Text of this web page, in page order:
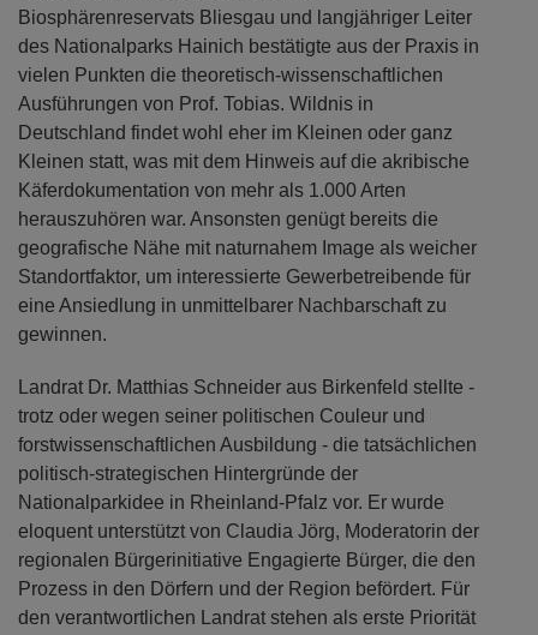
Biosphärenreservats Bliesgau und langjähriger Leiter
des Nationalparks Hainich bestätigte aus der Praxis in
vielen Punkten die theoretisch-wissenschaftlichen
Ausführungen von Prof. Tobias. Wildnis in
Deutschland findet wohl eher im Kleinen oder ganz
Kleinen statt, was mit dem Hinweis auf die akribische
Käferdokumentation von mehr als 1.000 Arten
herauszuhören war. Ansonsten genügt bereits die
geografische Nähe mit naturnahem Image als weicher
Standortfaktor, um interessierte Gewerbetreibende für
eine Ansiedlung in unmittelbarer Nachbarschaft zu
gewinnen.
Landrat Dr. Matthias Schneider aus Birkenfeld stellte -
trotz oder wegen seiner politischen Couleur und
forstwissenschaftlichen Ausbildung - die tatsächlichen
politisch-strategischen Hintergründe der
Nationalparkidee in Rheinland-Pfalz vor. Er wurde
eloquent unterstützt von Claudia Jörg, Moderatorin der
regionalen Bürgerinitiative Engagierte Bürger, die den
Prozess in den Dörfern und der Region befördert. Für
den verantwortlichen Landrat stehen als erste Priorität